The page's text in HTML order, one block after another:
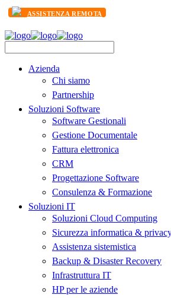
ASSISTENZA REMOTA
Azienda
Chi siamo
Partnership
Soluzioni Software
Software Gestionali
Gestione Documentale
Fattura elettronica
CRM
Progettazione Software
Consulenza & Formazione
Soluzioni IT
Soluzioni Cloud Computing
Sicurezza informatica &
Assistenza sistemistica
Backup & Disaster Recovery
Infrastruttura IT
HP per le aziende